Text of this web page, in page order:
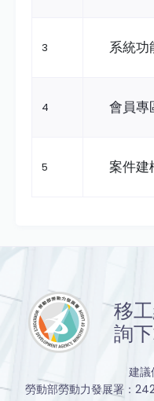
3 系統功
4 會員專
5 案件建
移
詢
建
勞動部勞動力發展署：